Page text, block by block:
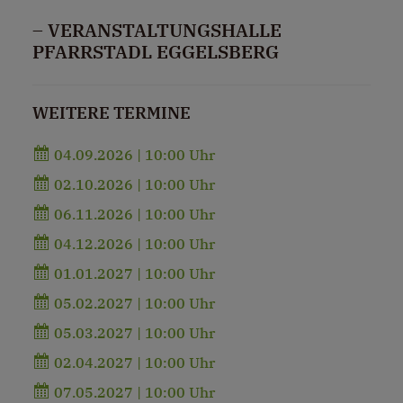
– VERANSTALTUNGSHALLE
PFARRSTADL EGGELSBERG
WEITERE TERMINE
04.09.2026 | 10:00 Uhr
02.10.2026 | 10:00 Uhr
06.11.2026 | 10:00 Uhr
04.12.2026 | 10:00 Uhr
01.01.2027 | 10:00 Uhr
05.02.2027 | 10:00 Uhr
05.03.2027 | 10:00 Uhr
02.04.2027 | 10:00 Uhr
07.05.2027 | 10:00 Uhr